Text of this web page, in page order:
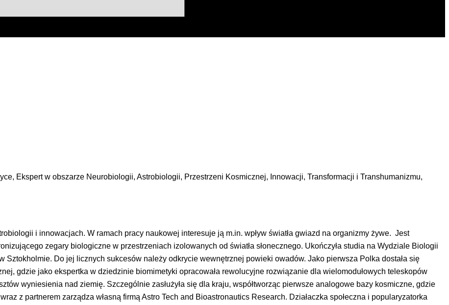
Ekspert w obszarze Neurobiologii, Astrobiologii, Przestrzeni Kosmicznej, Innowacji, Transformacji i Transhumanizmu,
i innowacjach. W ramach pracy naukowej interesuje ją m.in. wpływ światła gwiazd na organizmy żywe. Jest
zegary biologiczne w przestrzeniach izolowanych od światła słonecznego. Ukończyła studia na Wydziale Biologii
Sztokholmie. Do jej licznych sukcesów należy odkrycie wewnętrznej powieki owadów. Jako pierwsza Polka dostała się
gdzie jako ekspertka w dziedzinie biomimetyki opracowała rewolucyjne rozwiązanie dla wielomodułowych teleskopów
wyniesienia nad ziemię. Szczególnie zasłużyła się dla kraju, współtworząc pierwsze analogowe bazy kosmiczne, gdzie
z partnerem zarządza własną firmą Astro Tech and Bioastronautics Research. Działaczka społeczna i popularyzatorka